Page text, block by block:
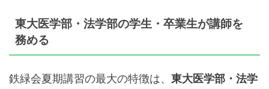
東大医学部・法学部の学生・卒業生が講師を
務める
鉄緑会夏期講習の最大の特徴は、 東大医学部・法学